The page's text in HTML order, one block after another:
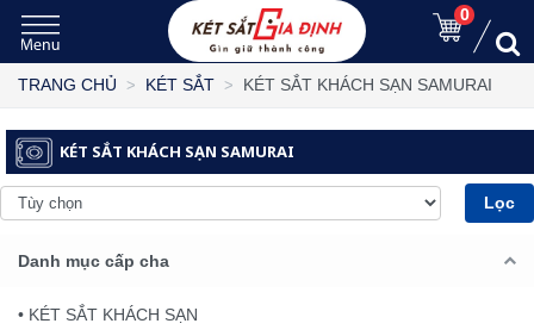
0
TRANG CHỦ KÉT SẮT KÉT SẮT KHÁCH SẠN SAMURAI
KÉT SẮT KHÁCH SẠN SAMURAI
Lọc
Danh mục cấp cha
• KÉT SẮT KHÁCH SẠN